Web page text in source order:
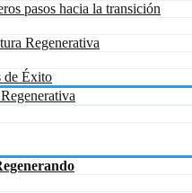
pasos hacia la transición
Regenerativa
de Éxito